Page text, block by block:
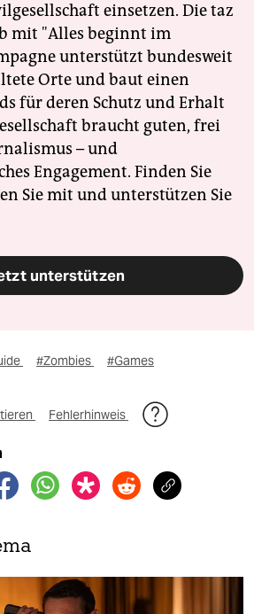
einsetzen. Die taz
mit "Alles beginnt im
unterstützt bundesweit
Orte und baut einen
für deren Schutz und Erhalt
braucht guten, frei
– und
Engagement. Finden Sie
Sie mit und unterstützen Sie
unterstützen
#Zombies #Games
Fehlerhinweis